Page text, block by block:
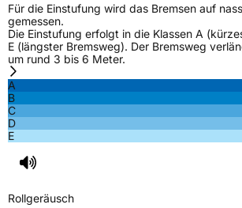
Für die Einstufung wird das Bremsen auf
gemessen.
Die Einstufung erfolgt in die Klassen A
E (längster Bremsweg). Der Bremsweg
um rund 3 bis 6 Meter.
A
B
C
D
E
Rollgeräusch